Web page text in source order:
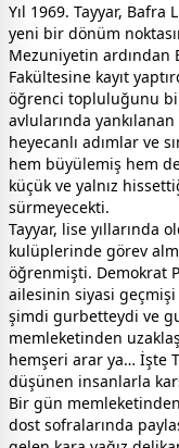
Yıl 1969. Tayyar, Bafra
yeni bir dönüm
Mezuniyetin ardından
Fakültesine kayıt
öğrenci topluluğunu
avlularında
heyecanlı adımlar ve
hem büyülemiş hem
küçük ve yalnız
sürmeyecekti.
Tayyar, lise yıllarında
kulüplerinde görev
öğrenmişti. Demokrat
ailesinin siyasi
şimdi gurbetteydi ve
memleketinden
hemşeri arar ya… İşte
düşünen insanlarla
Bir gün
dost sofralarında